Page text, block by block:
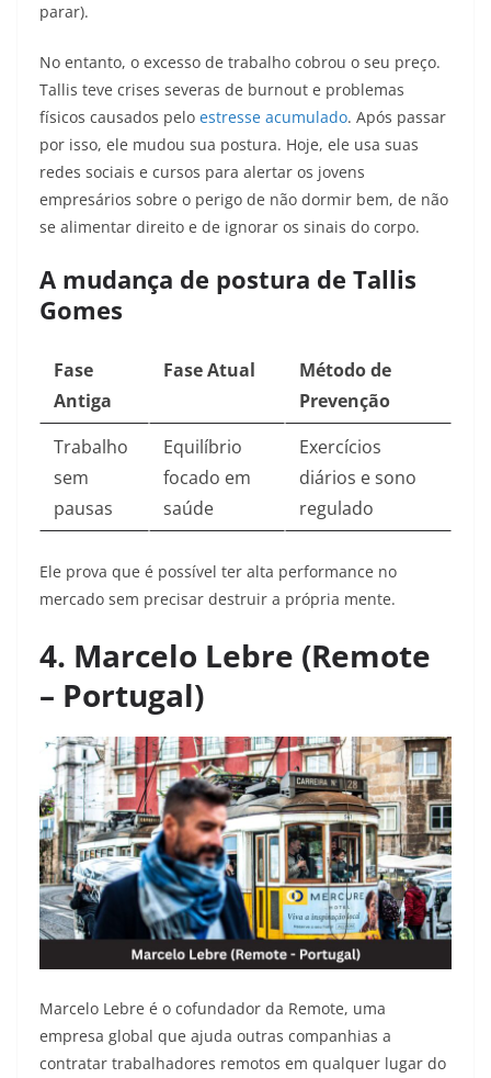
parar).
No entanto, o excesso de trabalho cobrou o seu preço.
Tallis teve crises severas de burnout e problemas
físicos causados pelo estresse acumulado. Após passar
por isso, ele mudou sua postura. Hoje, ele usa suas
redes sociais e cursos para alertar os jovens
empresários sobre o perigo de não dormir bem, de não
se alimentar direito e de ignorar os sinais do corpo.
A mudança de postura de Tallis
Gomes
Fase
Antiga
Fase Atual
Método de
Prevenção
Trabalho
sem
pausas
Equilíbrio
focado em
saúde
Exercícios
diários e sono
regulado
Ele prova que é possível ter alta performance no
mercado sem precisar destruir a própria mente.
4. Marcelo Lebre (Remote
– Portugal)
Marcelo Lebre é o cofundador da Remote, uma
empresa global que ajuda outras companhias a
contratar trabalhadores remotos em qualquer lugar do